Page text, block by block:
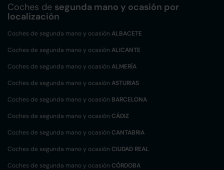
Coches de segunda mano y ocasión por
localización
Coches de segunda mano y ocasión ALBACETE
Coches de segunda mano y ocasión ALICANTE
Coches de segunda mano y ocasión ALMERÍA
Coches de segunda mano y ocasión ASTURIAS
Coches de segunda mano y ocasión BARCELONA
Coches de segunda mano y ocasión CÁDIZ
Coches de segunda mano y ocasión CANTABRIA
Coches de segunda mano y ocasión CIUDAD REAL
Coches de segunda mano y ocasión CÓRDOBA